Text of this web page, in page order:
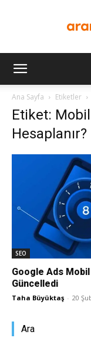
Ana Sayfa Etiketler
Etiket: Mobil
Hesaplanır?
SEO
Google Ads
Güncelledi
Taha Büyüktaş - 20
Ara